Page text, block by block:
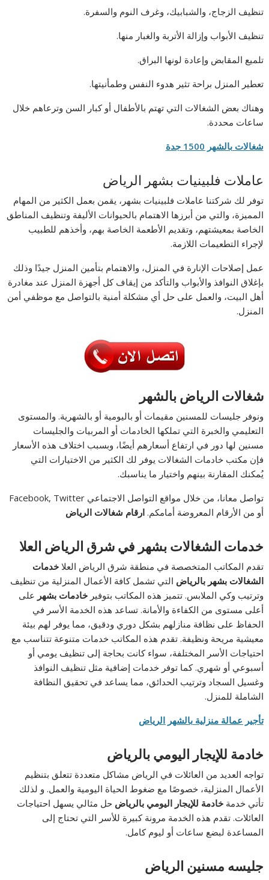
تنظيف الزجاج، والشبابيك، وغرف النوم والسفرة.
تنظيف الأبواب وإزالة الأتربة والغبار منها.
تلميع المقابض وإعادة لونها البراق.
تعطير المنزل براحة تثير هدوء النفس وطمأنيتها.
وهناك بعض الشغالات التي تهتم بالأطفال أو كبار السن وترعاهم خلال
ساعات محددة.
شغالات بالشهر 1500 جدة
عاملات فلبينيات بشهر الرياض
توفر لك شركتنا عاملات فلبينيات بشهر، يقمن بعمل الكثير من المهام
المميزة، والتي من أبرزها الاهتمام بالحيوانات الأليفة وتنظيف المناطق
الخاصة بمعيشتهم، وتقديم الأطعمة الخاصة بهم، وأخذهم للطبيب
لإجراء التطعيمات اللازمة.
عمل إصلاحات الإنارة في المنزل، والاهتمام بتأمين المنزل جيدًا وذلك
بإغلاق النوافذ والأبواب والتأكد من إيقاف كل أجهزة المنزل عند مغادرة
أهل البيت، والعمل على حل أي مشكلة أمنية بالتواصل مع موظفي أمن
المنزل.
شغالات الرياض بالشهر
ونوفر جليسات للمسنين مقيمات أو باليومية أو بالشهرية. والمستوى
التعليمي والخبرة التي تملكها الخادمات أو المربيات والجليسات
مسنين لها دور في ارتفاع أسعارهم أيضًا، وبسبب اختلاف هذه الأسعار
فإن مكتب خادمات الشغالات يوفر لك الكثير من الاختيارات التي
يُمكنك المقارنة بينهم واختيار ما يناسبك.
تواصل معانا، من خلال مواقع التواصل الاجتماعي Facebook, Twitter
أو من الأرقام المعروضة أمامكم. ارقام شغالات الرياض
خدمات الشغالات بشهر في شرق الرياض العلا
تقدم المكاتب المتخصصة في منطقة شرق الرياض العلاخدمات
الشغالات بشهر بالرياض التي تشمل كافة الأعمال المنزلية من تنظيف
وترتيب وكي الملابس. تتميز هذه المكاتب بتوفير خادمات بشهر على
أعلى مستوى من الكفاءة والأمانة. تساعد هذه الخدمة الأسر في
الحفاظ على نظافة منازلهم بشكل دوري ودقيق، مما يوفر لهم بيئة
معيشية مريحة ونظيفة. تقدم هذه المكاتب خدمات متنوعة تتناسب مع
احتياجات الأسر المختلفة، سواء كانت بحاجة إلى تنظيف يومي أو
أسبوعي أو شهري. كما توفر خدمات إضافية مثل تنظيف النوافذ
وغسيل السجاد وترتيب الحدائق، مما يساعد في تحقيق النظافة
الشاملة للمنزل.
تأجير عمالة منزلية بالشهر الرياض
خادمة للإيجار اليومي بالرياض
تواجه العديد من العائلات في الرياض مشاكل متعددة تتعلق بتنظيم
الأعمال المنزلية، خصوصًا مع ضغوط الحياة اليومية والعمل. و لذلك
تأتي خدمةخادمة للإيجار اليومي بالرياض حل مثالي يسهل احتياجات
العائلات. تقدم هذه الخدمة مرونة كبيرة للأسر التي تحتاج إلى
المساعدة لبضع ساعات أو ليوم كامل.
جليسه مسنين الرياض